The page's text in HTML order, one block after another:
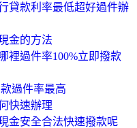
貸款利率最低超好過件辦
金的方法
裡過件率100%立即撥款
過件率最高
快速辦理
金安全合法快速撥款呢